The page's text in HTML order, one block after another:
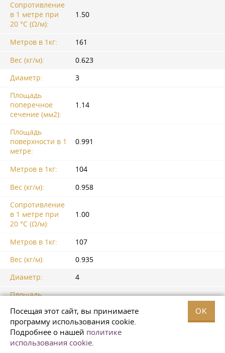
Посещая этот сайт, вы принимаете
программу использования cookie.
Подробнее о нашей политике
использования cookie.
OK
Сопротивление
в 1 метре при
20 °C (Ω/м):
1.50
Метров в 1кг:
161
Вес (кг/м):
0.623
Диаметр:
3
Площадь
поперечное
сечение (мм2):
1.14
Площадь
поверхности в 1
метре:
0.991
Метров в 1кг:
104
Вес (кг/м):
0.958
Сопротивление
в 1 метре при
20 °C (Ω/м):
1.00
Метров в 1кг:
107
Вес (кг/м):
0.935
Диаметр:
4
Площадь
сечение (мм2):
Площадь
поверхности в 1
0.750